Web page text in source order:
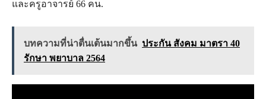
และครูอาจารย์ 66 คน.
บทความที่น่าตื่นเต้นมากขึ้น ประกัน สังคม มาตรา 40
รักษา พยาบาล 2564